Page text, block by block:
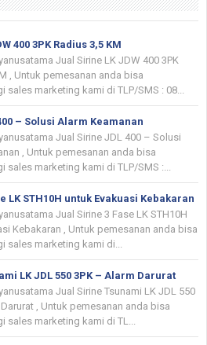
400 3PK Radius 3,5 KM
Jual Sirine LK JDW 400 3PK
, Untuk pemesanan anda bisa
sales marketing kami di TLP/SMS : 08...
– Solusi Alarm Keamanan
Jual Sirine JDL 400 – Solusi
, Untuk pemesanan anda bisa
sales marketing kami di TLP/SMS :...
LK STH10H untuk Evakuasi Kebakaran
Jual Sirine 3 Fase LK STH10H
Kebakaran , Untuk pemesanan anda bisa
sales marketing kami di...
LK JDL 550 3PK – Alarm Darurat
Jual Sirine Tsunami LK JDL 550
, Untuk pemesanan anda bisa
sales marketing kami di TL...